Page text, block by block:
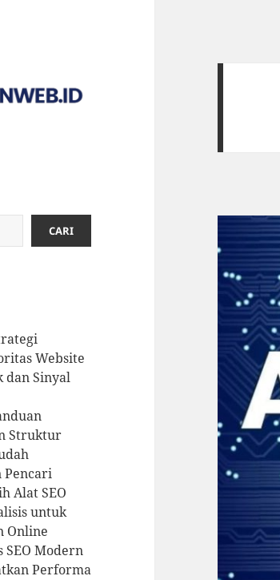
CARI
Website
dan Sinyal
Struktur
Pencari
Alat SEO
untuk
Online
SEO Modern
Performa